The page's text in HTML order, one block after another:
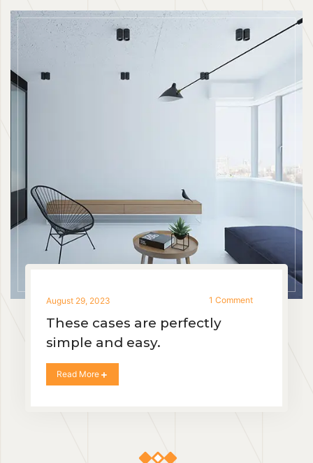
August 29, 2023 1 Comment
These cases are perfectly
simple and easy.
Read More